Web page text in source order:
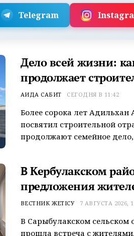
Telegram
Дело всей жизни:
продолжает
АИДА САБИТ СЕГОДНЯ В 11:42
Более сорока лет Адильхан
посвятил строительной
продолжают семейное
В Кербулакском
предложения
ВЕСТНИК ЖЕТІСУ 7 АВГУСТА 2026,
В Сарыбулакском сельском
прошла встреча с